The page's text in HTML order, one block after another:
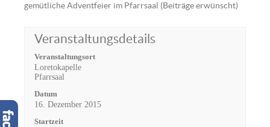
gemütliche Adventfeier im Pfarrsaal (Beiträge erwünscht)
Veranstaltungsdetails
Veranstaltungsort
Loretokapelle
Pfarrsaal
Datum
16. Dezember 2015
Startzeit